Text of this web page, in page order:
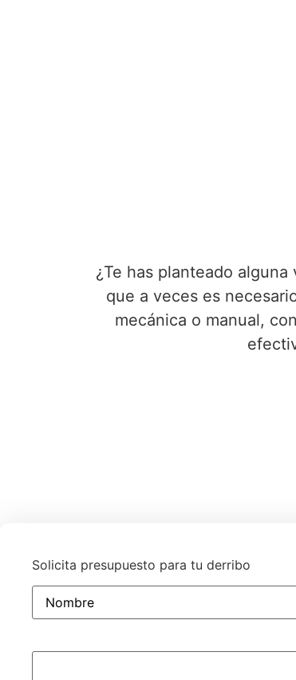
¿Te has planteado
que a veces es
mecánica o manual,
Solicita presupuesto para tu derribo
Nombre